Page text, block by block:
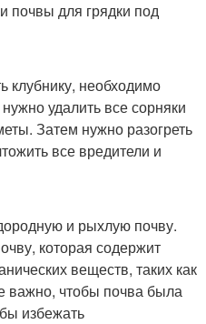
почвы для грядки под
клубнику, необходимо
удалить все сорняки
Затем нужно разогреть
все вредители и
и рыхлую почву.
которая содержит
веществ, таких как
важно, чтобы почва была
избежать